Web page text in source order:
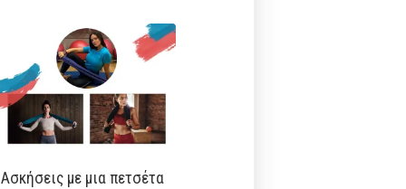
Ασκήσεις με μια πετσέτα